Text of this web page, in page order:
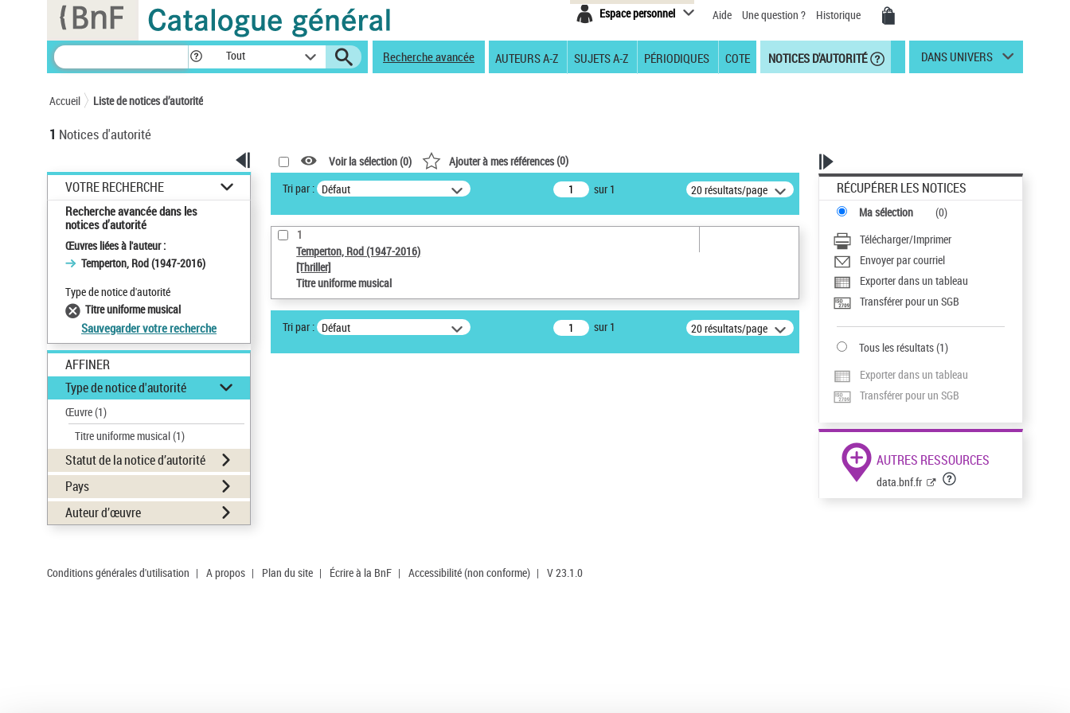
Espace personnel Aide Une question ? Historique
Tout Recherche avancée AUTEURS A-Z SUJETS A-Z PÉRIODIQUES COTE NOTICES D'AUTORITÉ DANS UNIVERS
Accueil Liste de notices d’autorité
1 Notices d'autorité
VOTRE RECHERCHE
Recherche avancée dans les
notices d’autorité
Œuvres liées à l'auteur :
Temperton, Rod (1947-2016)
Type de notice d'autorité
Titre uniforme musical
Sauvegarder votre recherche
AFFINER
Type de notice d'autorité
Œuvre(1)
Titre uniforme musical(1)
Statut de la notice d’autorité
Pays
Auteur d’œuvre
Voir la sélection (0) Ajouter à mes références(0)
Tri par : Défaut sur 1 20 résultats/page
1
Temperton, Rod (1947-2016)
[Thriller]
Titre uniforme musical
Tri par : Défaut sur 1 20 résultats/page
RÉCUPÉRER LES NOTICES
Ma sélection (0)
Télécharger/Imprimer
Envoyer par courriel
Exporter dans un tableau
Transférer pour un SGB
Tous les résultats(1)
Exporter dans un tableau
Transférer pour un SGB
AUTRES RESSOURCES
data.bnf.fr
Conditions générales d'utilisation | A propos | Plan du site | Écrire à la BnF | Accessibilité (non conforme) | V 23.1.0
Panneau de gestion des cookies